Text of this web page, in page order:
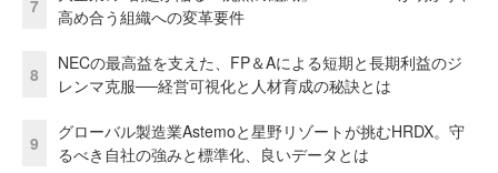
7
高め合う組織への変革要件
8
NECの最高益を支えた、FP＆Aによる短期と長期利益のジ
レンマ克服──経営可視化と人材育成の秘訣とは
9
グローバル製造業Astemoと星野リゾートが挑むHRDX。守
るべき自社の強みと標準化、良いデータとは